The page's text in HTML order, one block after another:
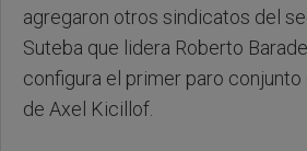
agregaron otros sindicatos del
Suteba que lidera Roberto
configura el primer paro
de Axel Kicillof.